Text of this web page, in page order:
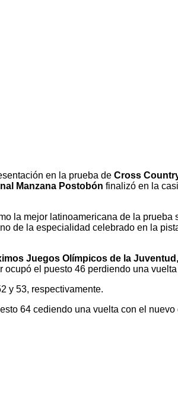
en la prueba de Cross
Manzana Postobón finalizó en la
la mejor latinoamericana de la
de la especialidad celebrado en la
Juegos Olímpicos de la Juventud,
el puesto 46 perdiendo una
y 53, respectivamente.
64 cediendo una vuelta con el